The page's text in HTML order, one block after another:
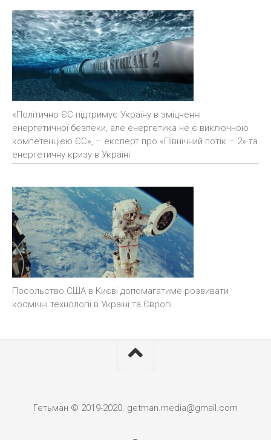
«Політично ЄС підтримує Україну в зміцненні
енергетичної безпеки, але енергетика не є виключною
компетенцією ЄС», – експерт про «Північний потік – 2» та
енергетичну кризу в Україні
Посольство США в Києві допомагатиме розвивати
космічні технології в Україні та Європі
Гетьман © 2019-2020. getman.media@gmail.com